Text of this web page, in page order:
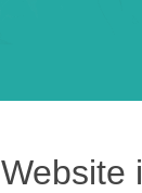
Website